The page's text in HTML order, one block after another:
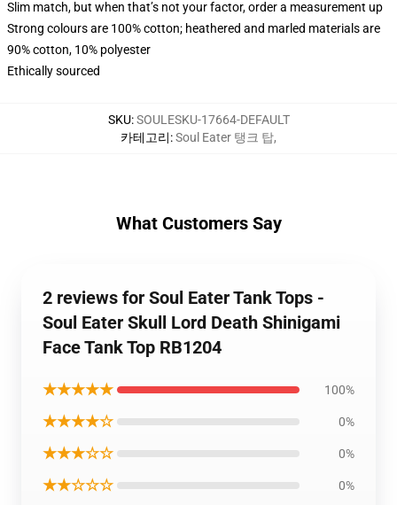
Slim match, but when that’s not your factor, order a measurement up
Strong colours are 100% cotton; heathered and marled materials are
90% cotton, 10% polyester
Ethically sourced
SKU:SOULESKU-17664-DEFAULT
카테고리:Soul Eater 탱크 탑,
What Customers Say
2 reviews for Soul Eater Tank Tops -
Soul Eater Skull Lord Death Shinigami
Face Tank Top RB1204
★★★★★ 100%
★★★★☆ 0%
★★★☆☆ 0%
★★☆☆☆ 0%